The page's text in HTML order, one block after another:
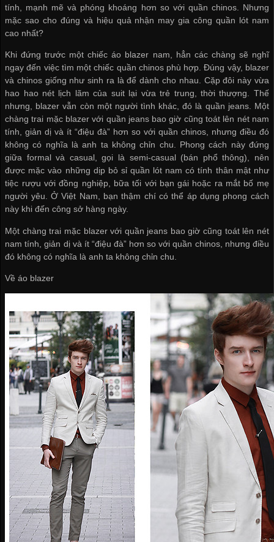
tính, mạnh mẽ và phóng khoáng hơn so với quần chinos. Nhưng
mặc sao cho đúng và hiệu quả nhận may gia công quần lót nam
cao nhất?
Khi đứng trước một chiếc áo blazer nam, hẳn các chàng sẽ nghĩ
ngay đến việc tìm một chiếc quần chinos phù hợp. Đúng vậy, blazer
và chinos giống như sinh ra là để dành cho nhau. Cặp đôi này vừa
hao hao nét lịch lãm của suit lại vừa trẻ trung, thời thượng. Thế
nhưng, blazer vẫn còn một người tình khác, đó là quần jeans. Một
chàng trai mặc blazer với quần jeans bao giờ cũng toát lên nét nam
tính, giản dị và ít “điệu đà” hơn so với quần chinos, nhưng điều đó
không có nghĩa là anh ta không chỉn chu. Phong cách này đứng
giữa formal và casual, gọi là semi-casual (bán phổ thông), nên
được mặc vào những dịp bỏ sỉ quần lót nam có tính thân mật như
tiệc rượu với đồng nghiệp, bữa tối với bạn gái hoặc ra mắt bố mẹ
người yêu. Ở Việt Nam, bạn thậm chí có thể áp dụng phong cách
này khi đến công sở hàng ngày.
Một chàng trai mặc blazer với quần jeans bao giờ cũng toát lên nét
nam tính, giản dị và ít “điệu đà” hơn so với quần chinos, nhưng điều
đó không có nghĩa là anh ta không chỉn chu.
Về áo blazer